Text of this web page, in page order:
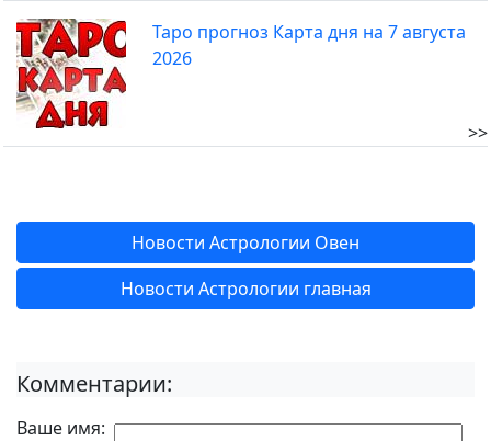
Таро прогноз Карта дня на 7 августа
2026
>>
Новости Астрологии Овен
Новости Астрологии главная
Комментарии:
Ваше имя: